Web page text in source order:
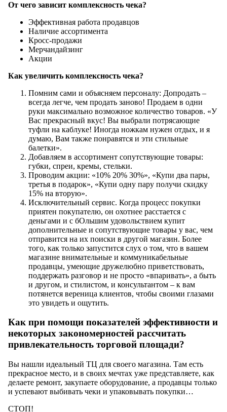
От чего зависит комплексность чека?
Эффективная работа продавцов
Наличие ассортимента
Кросс-продажи
Мерчандайзинг
Акции
Как увеличить комплексность чека?
Помним сами и объясняем персоналу: Допродать –
всегда легче, чем продать заново! Продаем в одни
руки максимально возможное количество товаров. «У
Вас прекрасный вкус! Вы выбрали потрясающие
туфли на каблуке! Иногда ножкам нужен отдых, и я
думаю, Вам также понравятся и эти стильные
балетки».
Добавляем в ассортимент сопутствующие товары:
губки, спреи, кремы, стельки.
Проводим акции: «10% 20% 30%», «Купи два пары,
третья в подарок», «Купи одну пару получи скидку
15% на вторую».
Исключительный сервис. Когда процесс покупки
приятен покупателю, он охотнее расстается с
деньгами и с бОльшим удовольствием купит
дополнительные и сопутствующие товары у вас, чем
отправится на их поиски в другой магазин. Более
того, как только запустится слух о том, что в вашем
магазине внимательные и коммуникабельные
продавцы, умеющие дружелюбно приветствовать,
поддержать разговор и не просто «впаривать», а быть
и другом, и стилистом, и консультантом – к вам
потянется вереница клиентов, чтобы своими глазами
это увидеть и ощутить.
Как при помощи показателей эффективности и
некоторых закономерностей рассчитать
привлекательность торговой площади?
Вы нашли идеальный ТЦ для своего магазина. Там есть
прекрасное место, и в своих мечтах уже представляете, как
делаете ремонт, закупаете оборудование, а продавцы только
и успевают выбивать чеки и упаковывать покупки…
СТОП!